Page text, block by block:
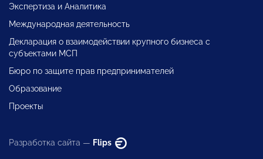
Экспертиза и Аналитика
Международная деятельность
Декларация о взаимодействии крупного бизнеса с
субъектами МСП
Бюро по защите прав предпринимателей
Образование
Проекты
Разработка сайта — Flips